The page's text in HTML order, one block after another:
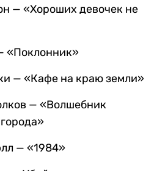
— «Хороших девочек не
«Поклонник»
— «Кафе на краю земли»
— «Волшебник
— «1984»